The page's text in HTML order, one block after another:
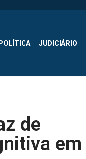
POLÍTICA JUDICIÁRIO
de
em